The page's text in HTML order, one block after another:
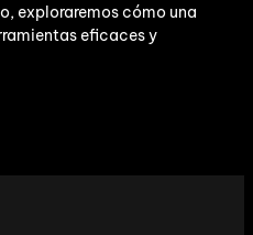
exploraremos cómo una
eficaces y